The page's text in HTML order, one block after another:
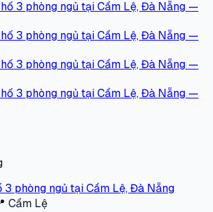
3 phòng ngủ tại Cẩm Lệ, Đà Nẵng
Cẩm Lệ